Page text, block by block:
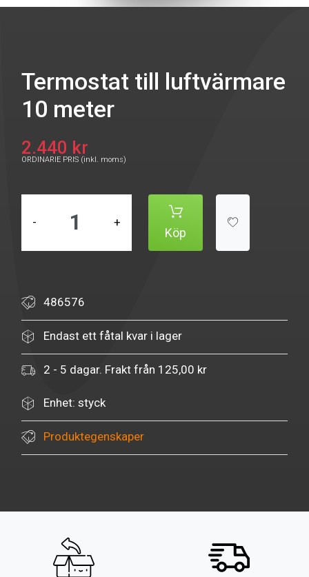
Termostat till luftvärmare
10 meter
2.440 kr
ORDINARIE PRIS (inkl. moms)
- +
Köp
486576
Endast ett fåtal kvar i lager
2 - 5 dagar. Frakt från 125,00 kr
Enhet: styck
Produktegenskaper